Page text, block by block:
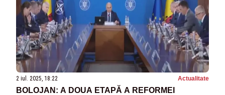
2 iul. 2025, 18:22 Actualitate
BOLOJAN: A DOUA ETAPĂ A REFORMEI